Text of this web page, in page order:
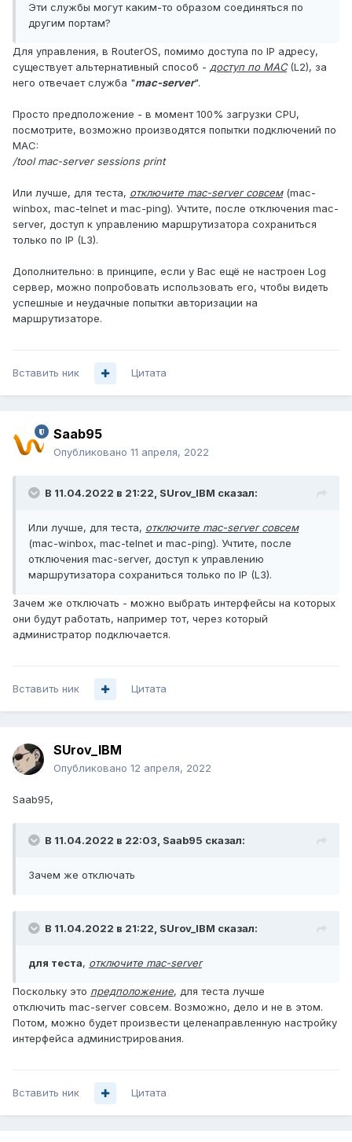
Эти службы могут каким-то образом соединяться по
другим портам?
Для управления, в RouterOS, помимо доступа по IP адресу,
существует альтернативный способ - доступ по MAC(L2), за
него отвечает служба "mac-server".
Просто предположение - в момент 100% загрузки CPU,
посмотрите, возможно производятся попытки подключений по
MAC:
/tool mac-server sessions print
Или лучше, для теста, отключите mac-server совсем(mac-
winbox, mac-telnet и mac-ping). Учтите, после отключения mac-
server, доступ к управлению маршрутизатора сохраниться
только по IP (L3).
Дополнительно: в принципе, если у Вас ещё не настроен Log
сервер, можно попробовать использовать его, чтобы видеть
успешные и неудачные попытки авторизации на
маршрутизаторе.
Вставить ник Цитата
Saab95
Опубликовано 11 апреля, 2022
В 11.04.2022 в 21:22, SUrov_IBM сказал:
Или лучше, для теста, отключите mac-server совсем
(mac-winbox, mac-telnet и mac-ping). Учтите, после
отключения mac-server, доступ к управлению
маршрутизатора сохраниться только по IP (L3).
Зачем же отключать - можно выбрать интерфейсы на которых
они будут работать, например тот, через который
администратор подключается.
Вставить ник Цитата
SUrov_IBM
Опубликовано 12 апреля, 2022
Saab95,
В 11.04.2022 в 22:03, Saab95 сказал:
Зачем же отключать
В 11.04.2022 в 21:22, SUrov_IBM сказал:
для теста, отключите mac-server
Поскольку это предположение, для теста лучше
отключить mac-server совсем. Возможно, дело и не в этом.
Потом, можно будет произвести целенаправленную настройку
интерфейса администрирования.
Вставить ник Цитата